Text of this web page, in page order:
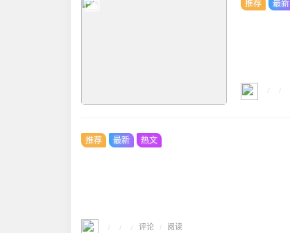
推荐 最新
/ /
推荐 最新 热文
/ / / 评论 / 阅读